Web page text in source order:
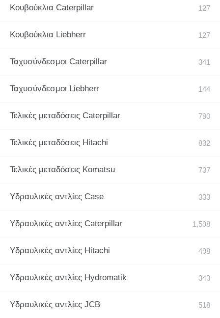
Κουβούκλια Caterpillar
Κουβούκλια Liebherr
Ταχυσύνδεσμοι Caterpillar
Ταχυσύνδεσμοι Liebherr
Τελικές μεταδόσεις Caterpillar
Τελικές μεταδόσεις Hitachi
Τελικές μεταδόσεις Komatsu
Υδραυλικές αντλίες Case
Υδραυλικές αντλίες Caterpillar
Υδραυλικές αντλίες Hitachi
Υδραυλικές αντλίες Hydromatik
Υδραυλικές αντλίες JCB